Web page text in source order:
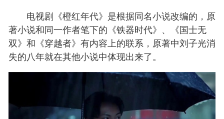
电视剧《橙红年代》是根据同名小说改编的，原
著小说和同一作者笔下的《铁器时代》、《国士无
双》和《穿越者》有内容上的联系，原著中刘子光消
失的八年就在其他小说中体现出来了。